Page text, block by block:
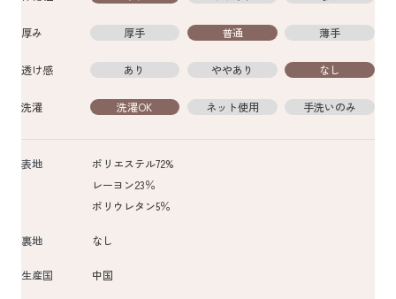
厚み 厚手 普通 薄手
透け感 あり ややあり なし
洗濯 洗濯OK ネット使用 手洗いのみ
表地
ポリエステル72%
レーヨン23％
ポリウレタン5％
裏地 なし
生産国 中国